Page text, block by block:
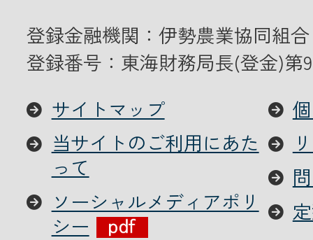
登録金融機関：伊勢農業協同組合
登録番号：東海財務局長(登金)第
サイトマップ
当サイトのご利用にあた
って
ソーシャルメディアポリ
シー